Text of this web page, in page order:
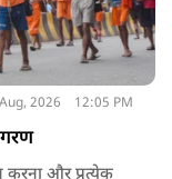
2026 12:05 PM
करना और प्रत्येक